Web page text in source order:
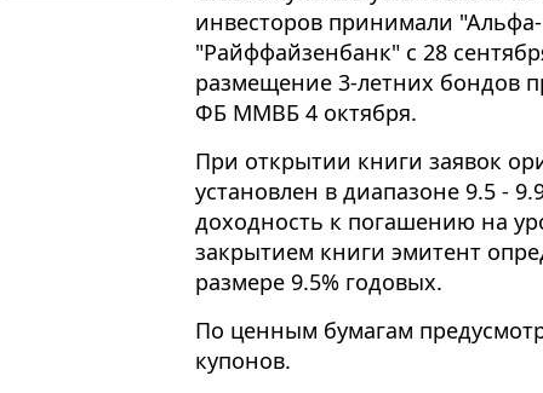
инвесторов принимали
"Райффайзенбанк" с 28
размещение 3-летних бондов
ФБ ММВБ 4 октября.
При открытии книги заявок
установлен в диапазоне 9.5 -
доходность к погашению на
закрытием книги эмитент
размере 9.5% годовых.
По ценным бумагам
купонов.